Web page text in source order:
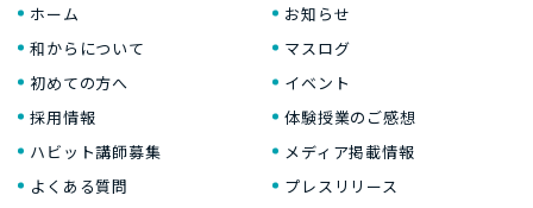
ホーム
和からについて
初めての方へ
採用情報
ハビット講師募集
よくある質問
お知らせ
マスログ
イベント
体験授業のご感想
メディア掲載情報
プレスリリース